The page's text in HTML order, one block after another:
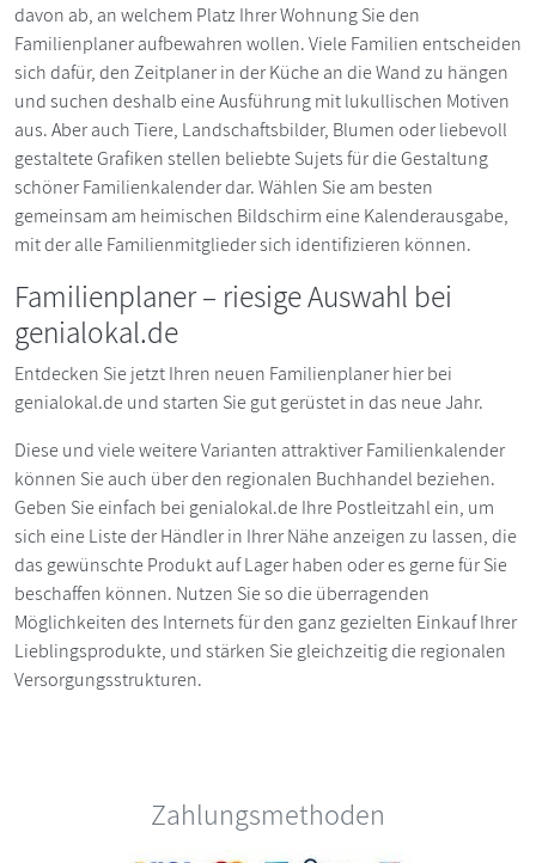
davon ab, an welchem Platz Ihrer Wohnung Sie den
Familienplaner aufbewahren wollen. Viele Familien entscheiden
sich dafür, den Zeitplaner in der Küche an die Wand zu hängen
und suchen deshalb eine Ausführung mit lukullischen Motiven
aus. Aber auch Tiere, Landschaftsbilder, Blumen oder liebevoll
gestaltete Grafiken stellen beliebte Sujets für die Gestaltung
schöner Familienkalender dar. Wählen Sie am besten
gemeinsam am heimischen Bildschirm eine Kalenderausgabe,
mit der alle Familienmitglieder sich identifizieren können.
Familienplaner – riesige Auswahl bei
genialokal.de
Entdecken Sie jetzt Ihren neuen Familienplaner hier bei
genialokal.de und starten Sie gut gerüstet in das neue Jahr.
Diese und viele weitere Varianten attraktiver Familienkalender
können Sie auch über den regionalen Buchhandel beziehen.
Geben Sie einfach bei genialokal.de Ihre Postleitzahl ein, um
sich eine Liste der Händler in Ihrer Nähe anzeigen zu lassen, die
das gewünschte Produkt auf Lager haben oder es gerne für Sie
beschaffen können. Nutzen Sie so die überragenden
Möglichkeiten des Internets für den ganz gezielten Einkauf Ihrer
Lieblingsprodukte, und stärken Sie gleichzeitig die regionalen
Versorgungsstrukturen.
Zahlungsmethoden